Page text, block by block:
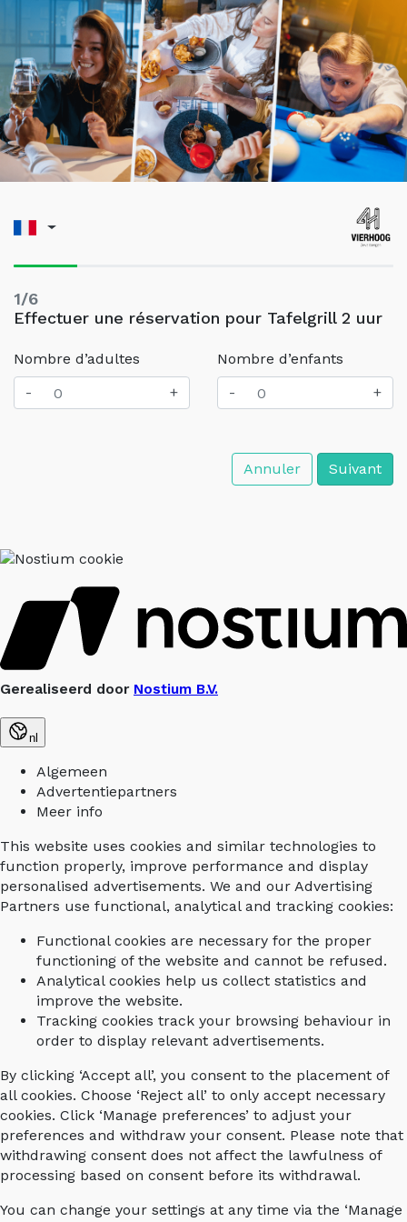
1/6
Effectuer une réservation pour Tafelgrill 2 uur
Nombre d’adultes
-
+
Nombre d’enfants
-
+
Annuler Suivant